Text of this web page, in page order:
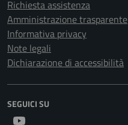
Richiesta assistenza
Amministrazione trasparente
Informativa privacy
Note legali
Dichiarazione di accessibilità
SEGUICI SU